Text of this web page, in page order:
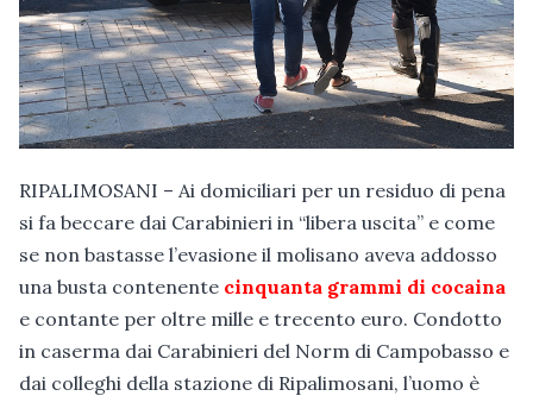
RIPALIMOSANI – Ai domiciliari per un residuo di pena
si fa beccare dai Carabinieri in “libera uscita” e come
se non bastasse l’evasione il molisano aveva addosso
una busta contenente cinquanta grammi di cocaina
e contante per oltre mille e trecento euro. Condotto
in caserma dai Carabinieri del Norm di Campobasso e
dai colleghi della stazione di Ripalimosani, l’uomo è